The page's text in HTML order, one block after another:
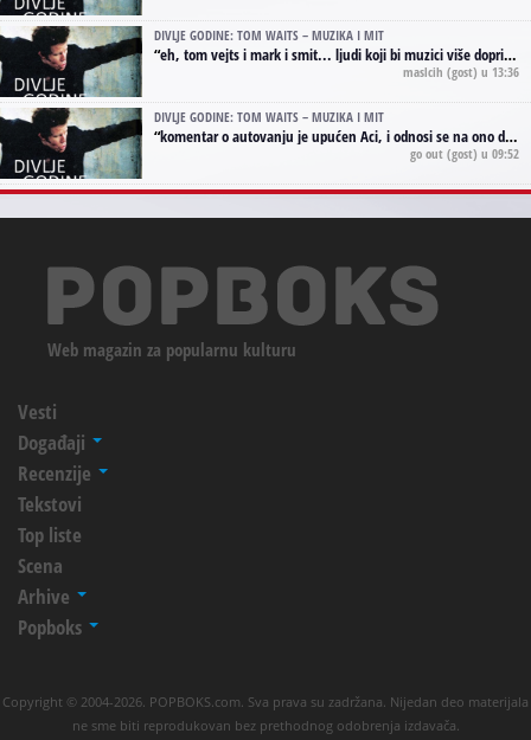
DIVLJE GODINE: TOM WAITS – MUZIKA I MIT
“eh, tom vejts i mark i smit... ljudi koji bi muzici više doprineli da su radili kao vozači tramvaja u gsp-u.
maslcih (gost) u 13:36
DIVLJE GODINE: TOM WAITS – MUZIKA I MIT
“komentar o autovanju je upućen Aci, i odnosi se na ono drugo autovanje...'senzualnost Waitsa' ;)
go out (gost) u 09:52
Web magazin za popularnu kulturu
Vesti
Događaji
Recenzije
Tekstovi
Top liste
Scena
Arhive
Popboks
Copyright © 2004-2026. POPBOKS.com. Sva prava su zadržana. Nijedan deo materijala
ne sme biti reprodukovan bez prethodnog odobrenja izdavača.